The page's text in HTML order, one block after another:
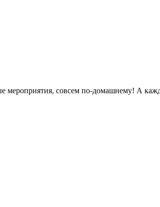
мероприятия, совсем по-домашнему! А